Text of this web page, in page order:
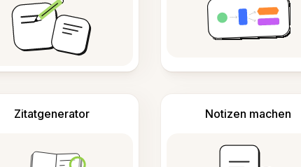
Zitatgenerator Notizen machen